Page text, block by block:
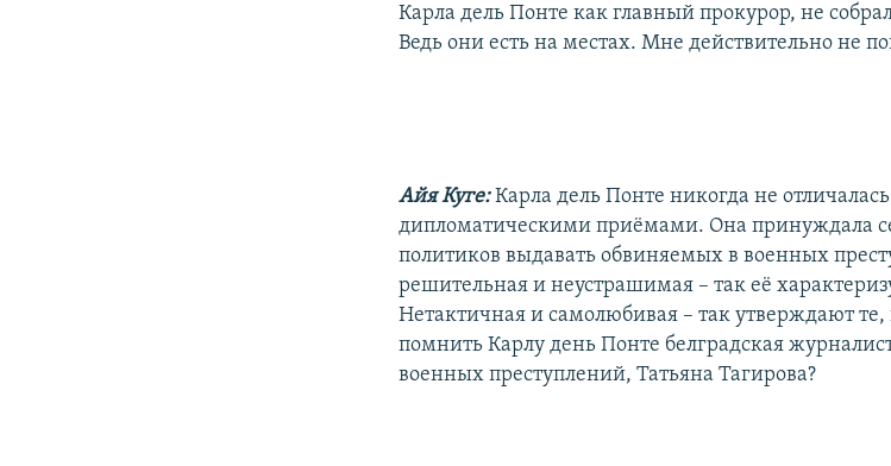
Карла дель Понте как главный прокурор, не
Ведь они есть на местах. Мне действительно не
Айя Куге:Карла дель Понте никогда не
дипломатическими приёмами. Она принуждала
политиков выдавать обвиняемых в военных
решительная и неустрашимая – так её
Нетактичная и самолюбивая – так утверждают те,
помнить Карлу день Понте белградская
военных преступлений, Татьяна Тагирова?